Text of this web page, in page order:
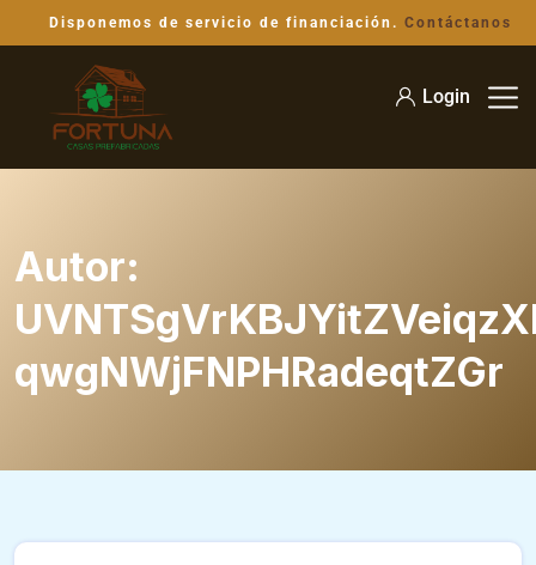
Disponemos de servicio de financiación. Contáctanos
Login
Autor:
qwgNWjFNPHRadeqtZGr